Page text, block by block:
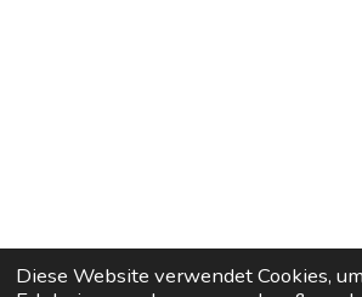
Diese Website verwendet Cookies,